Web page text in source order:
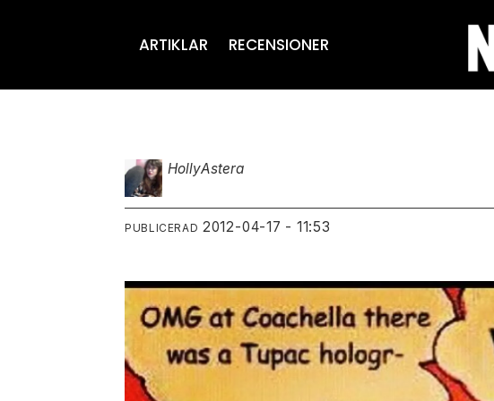
ARTIKLAR RECENSIONER
HollyAstera
PUBLICERAD 2012-04-17 - 11:53